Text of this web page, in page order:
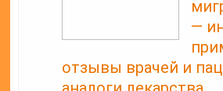
—
отзывы врачей и